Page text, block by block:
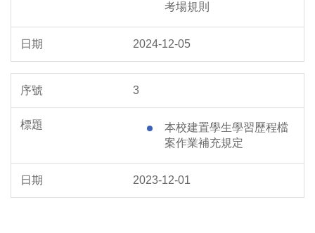
考場規則
2024-12-05
3
本校建置學生學習歷程檔
案作業補充規定
2023-12-01